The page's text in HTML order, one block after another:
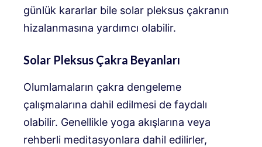
günlük kararlar bile solar pleksus çakranın
hizalanmasına yardımcı olabilir.
Solar Pleksus Çakra Beyanları
Olumlamaların çakra dengeleme
çalışmalarına dahil edilmesi de faydalı
olabilir. Genellikle yoga akışlarına veya
rehberli meditasyonlara dahil edilirler,